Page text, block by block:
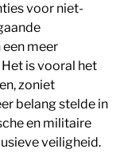
voor niet-
meer
is vooral het
zoniet
belang stelde in
en militaire
veiligheid.